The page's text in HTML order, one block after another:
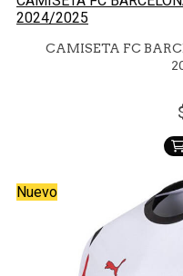
2024/2025
CAMISETA FC
Nuevo